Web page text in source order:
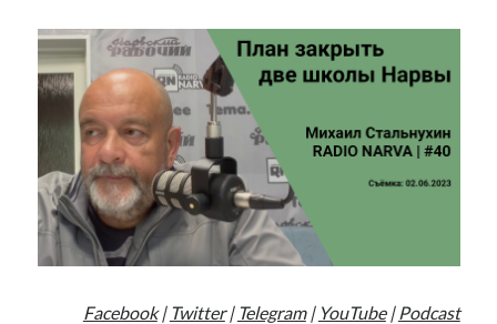
Facebook| Twitter| Telegram| YouTube| Podcast